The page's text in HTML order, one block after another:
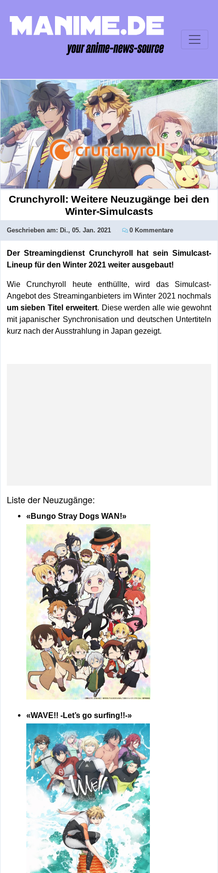
Crunchyroll: Weitere Neuzugänge bei den
Winter-Simulcasts
Geschrieben am: Di., 05. Jan. 2021 0 Kommentare
Der Streamingdienst Crunchyroll hat sein Simulcast-
Lineup für den Winter 2021 weiter ausgebaut!
Wie Crunchyroll heute enthüllte, wird das Simulcast-
Angebot des Streaminganbieters im Winter 2021 nochmals
um sieben Titel erweitert. Diese werden alle wie gewohnt
mit japanischer Synchronisation und deutschen Untertiteln
kurz nach der Ausstrahlung in Japan gezeigt.
Liste der Neuzugänge:
«Bungo Stray Dogs WAN!»
«WAVE!! -Let’s go surfing!!-»